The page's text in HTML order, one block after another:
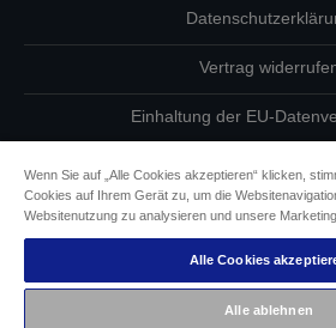
Vertrag
Einhaltung der EU-
Informationen zu
Epson Engagement für
Wenn Sie auf „Alle Cookies akzeptieren“ klicken,
Cookies auf Ihrem Gerät zu, um die
Websitenutzung zu analysieren und unsere
Alle Cookies
Alle ablehnen